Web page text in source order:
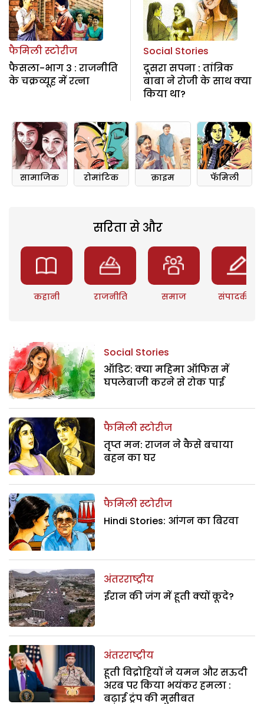
फैमिली स्टोरीज
फैसला-भाग 3 : राजनीति
के चक्रव्यूह में रत्ना
Social Stories
दूसरा सपना : तांत्रिक
बाबा ने रोजी के साथ क्या
किया था?
सामाजिक रोमांटिक क्राइम फॅमिली
सरिता से और
कहानी राजनीति समाज संपादकीय
Social Stories
ऑडिट: क्या महिमा ऑफिस में
घपलेबाजी करने से रोक पाई
फैमिली स्टोरीज
तृप्त मन: राजन ने कैसे बचाया
बहन का घर
फैमिली स्टोरीज
Hindi Stories: आंगन का बिरवा
अंतरराष्ट्रीय
ईरान की जंग में हूती क्यों कूदे?
अंतरराष्ट्रीय
हूती विद्रोहियों ने यमन और सऊदी
अरब पर किया भयंकर हमला :
बढ़ाई ट्रंप की मुसीबत